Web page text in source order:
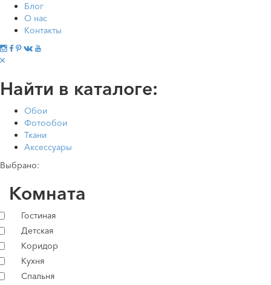
Блог
О нас
Контакты
Найти в каталоге:
Обои
Фотообои
Ткани
Аксессуары
Выбрано:
Комната
Гостиная
Детская
Коридор
Кухня
Спальня